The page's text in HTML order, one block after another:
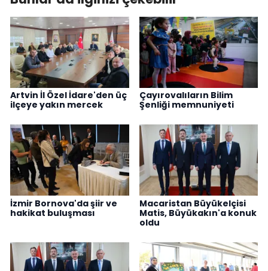
Artvin İl Özel İdare'den üç
ilçeye yakın mercek
Çayırovalıların Bilim
Şenliği memnuniyeti
İzmir Bornova'da şiir ve
hakikat buluşması
Macaristan Büyükelçisi
Matis, Büyükakın'a konuk
oldu